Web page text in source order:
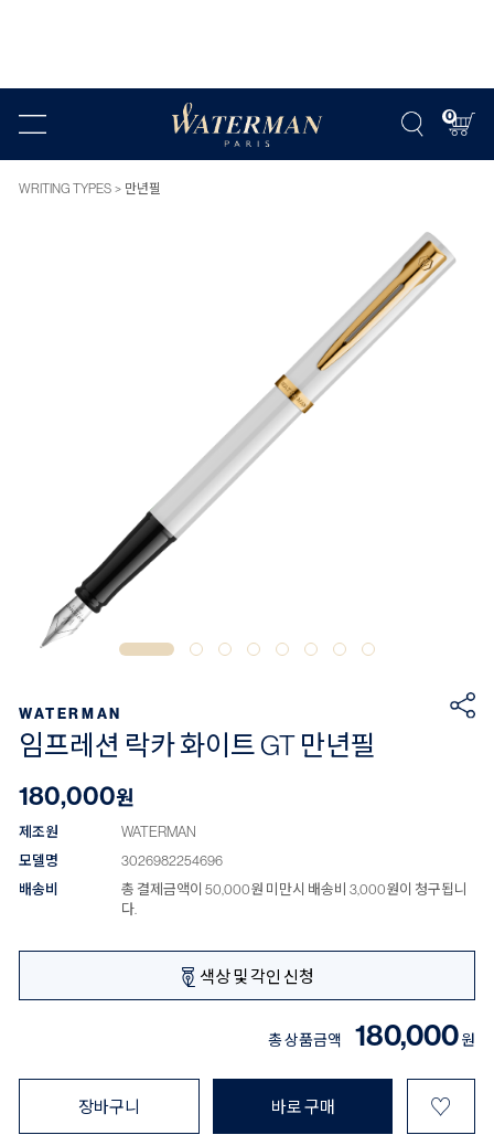
0
WRITING TYPES 만년필
WATERMAN
임프레션 락카 화이트 GT 만년필
180,000원
제조원
WATERMAN
모델명
3026982254696
배송비
총 결제금액이 50,000원 미만시 배송비 3,000원이 청구됩니
다.
색상 및 각인 신청
총 상품금액 180,000원
장바구니 바로 구매 ♡